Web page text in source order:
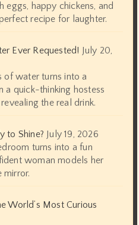
eggs, happy chickens, and
recipe for laughter.
Ever Requested! July 20,
of water turns into a
a quick-thinking hostess
the real drink.
to Shine? July 19, 2026
turns into a fun
woman models her
World’s Most Curious